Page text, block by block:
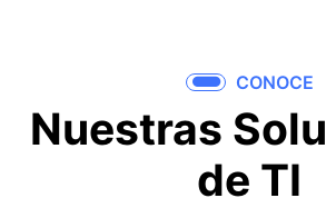
CONOCE​
Nuestras
de TI​